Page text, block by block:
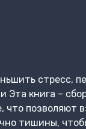
стресс,
Эта книга –
позволяют
тишины,